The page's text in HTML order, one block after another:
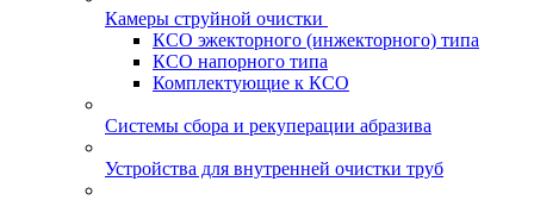
Камеры струйной очистки
КСО эжекторного (инжекторного) типа
КСО напорного типа
Комплектующие к КСО
Системы сбора и рекуперации абразива
Устройства для внутренней очистки труб